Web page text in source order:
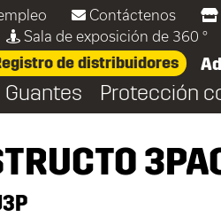
Contáctenos
Sala de exposición de 360 °
de distribuidores
Guantes Protección